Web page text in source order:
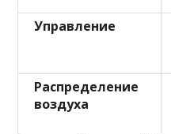
Управление
Распределение
воздуха